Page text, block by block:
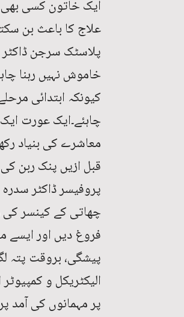
ایک خاتون کسی
علاج کا باعث بن
پلاسٹک سرجن
خاموش نہیں رہنا
کیونکہ ابتدائی
چاہئے۔ایک عورت
معاشرے کی بنیاد
قبل ازیں پنک ربن
پروفیسر ڈاکٹر
چھاتی کے کینسر کی
فروغ دیں اور ایسے
پیشگی، بروقت پتہ
الیکٹریکل و
پر مہمانوں کی آمد